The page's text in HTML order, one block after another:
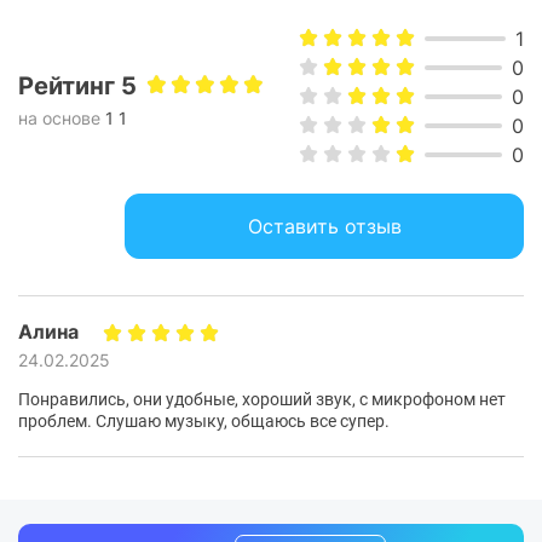
настройка
систему под свои потребности. Это позволяет найти
идеальный баланс между полной изоляцией и
возможностью слышать важные звуки.
Рейтинг 5
на основе 1 1
1
0
0
0
0
Оставить отзыв
Алина
24.02.2025
Понравились, они удобные, хороший звук, с микрофоном нет
проблем. Слушаю музыку, общаюсь все супер.